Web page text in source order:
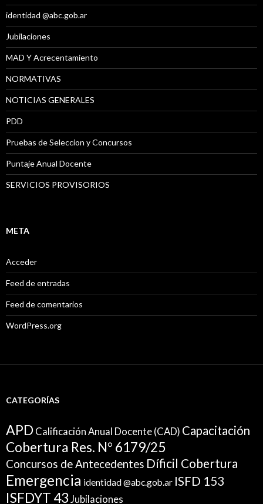
identidad @abc.gob.ar
Jubilaciones
MAD Y Acrecentamiento
NORMATIVAS
NOTICIAS GENERALES
PDD
Pruebas de Seleccion y Concursos
Puntaje Anual Docente
SERVICIOS PROVISORIOS
META
Acceder
Feed de entradas
Feed de comentarios
WordPress.org
CATEGORÍAS
APD Calificación Anual Docente (CAD) Capacitación
Cobertura Res. N° 6179/25
Concursos de Antecedentes Díficil Cobertura
Emergencia identidad @abc.gob.ar ISFD 153
ISFDYT 43 Jubilaciones